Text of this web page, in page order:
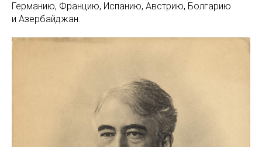
Германию, Францию, Испанию, Австрию, Болгарию
и Азербайджан.